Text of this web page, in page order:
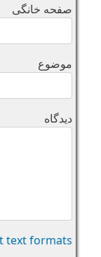
صفحه خانگی
موضوع
دیدگاه
text formats